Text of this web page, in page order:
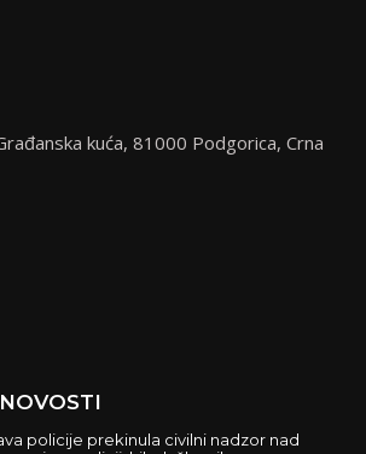
kuća, 81000 Podgorica, Crna
policije prekinula civilni nadzor nad